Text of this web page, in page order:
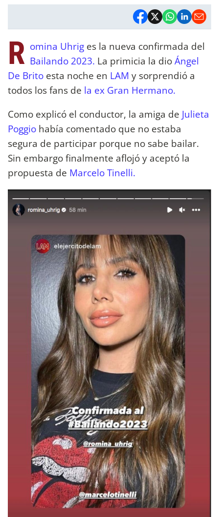
R omina Uhrig es la nueva confirmada del
Bailando 2023. La primicia la dioÁngel
De Brito esta noche en LAM y sorprendió a
todos los fans de la ex Gran Hermano.
Como explicó el conductor, la amiga de Julieta
Poggio había comentado que no estaba
segura de participar porque no sabe bailar.
Sin embargo finalmente aflojó y aceptó la
propuesta de Marcelo Tinelli.